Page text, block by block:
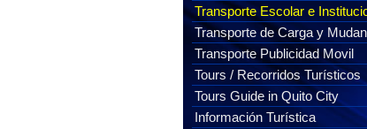
Transporte Escolar e
Transporte de Carga y
Transporte Publicidad Movil
Tours / Recorridos Turísticos
Tours Guide in Quito City
Información Turística